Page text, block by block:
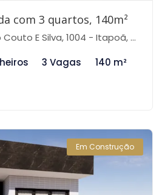
com 3 quartos, 140m²
Silva, 1004 - Itapoã, Belo Horizonte-MG
3 Vagas 140 m²
Em Construção